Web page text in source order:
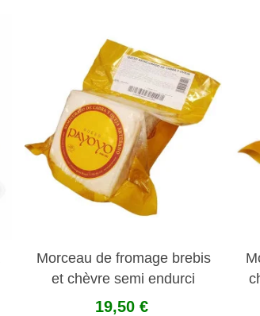
Morceau de fromage brebis
et chèvre semi endurci
Payoyo
19,50 €